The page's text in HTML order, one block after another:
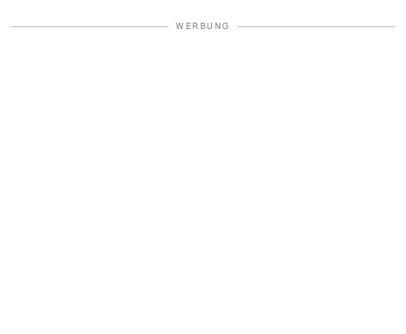
WERBUNG